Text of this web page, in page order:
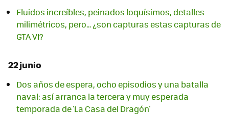
Fluidos increíbles, peinados loquísimos, detalles
milimétricos, pero... ¿son capturas estas capturas de
GTA VI?
22 junio
Dos años de espera, ocho episodios y una batalla
naval: así arranca la tercera y muy esperada
temporada de 'La Casa del Dragón'